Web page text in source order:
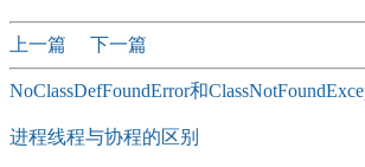
上一篇 下一篇
NoClassDefFoundError和
进程线程与协程的区别